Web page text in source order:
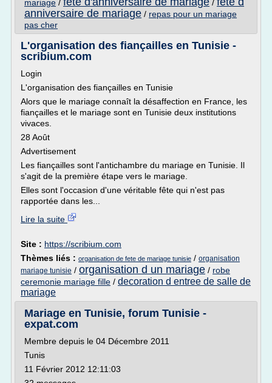
mariage / /
anniversaire de mariage / repas pour un mariage
pas cher
L'organisation des fiançailles en Tunisie -
scribium.com
Login
L'organisation des fiançailles en Tunisie
Alors que le mariage connaît la désaffection en France, les
fiançailles et le mariage sont en Tunisie deux institutions
vivaces.
28 Août
Advertisement
Les fiançailles sont l'antichambre du mariage en Tunisie. Il
s'agit de la première étape vers le mariage.
Elles sont l'occasion d'une véritable fête qui n'est pas
rapportée dans les...
Lire la suite
Site : https://scribium.com
Thèmes liés : organisation de fete de mariage tunisie / organisation
mariage tunisie / organisation d un mariage / robe
ceremonie mariage fille / decoration d entree de salle de
mariage
Mariage en Tunisie, forum Tunisie -
expat.com
Membre depuis le 04 Décembre 2011
Tunis
11 Février 2012 12:11:03